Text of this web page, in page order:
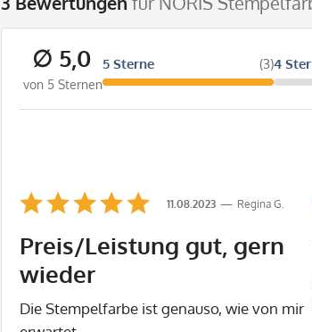
∅ 5,0
von 5 Sternen
5 Sterne (3)4
Regina G.
11.08.2023
Preis/Leistung gut, gern
wieder
Die Stempelfarbe ist genauso, wie von mir